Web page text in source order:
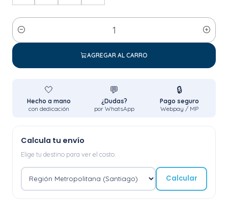
Cantidad
AGREGAR AL CARRO
🤍
Hecho a mano
con dedicación
💬
¿Dudas?
por WhatsApp
🔒
Pago seguro
Webpay / MP
Calcula tu envío
Elige tu destino para ver el costo.
Calcular